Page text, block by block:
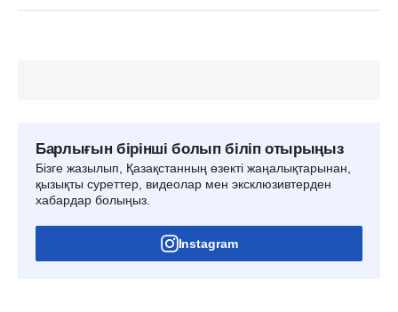
Барлығын бірінші болып біліп отырыңыз
Бізге жазылып, Қазақстанның өзекті жаңалықтарынан,
қызықты суреттер, видеолар мен эксклюзивтерден
хабардар болыңыз.
Instagram